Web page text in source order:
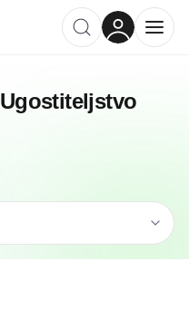
Ugostiteljstvo